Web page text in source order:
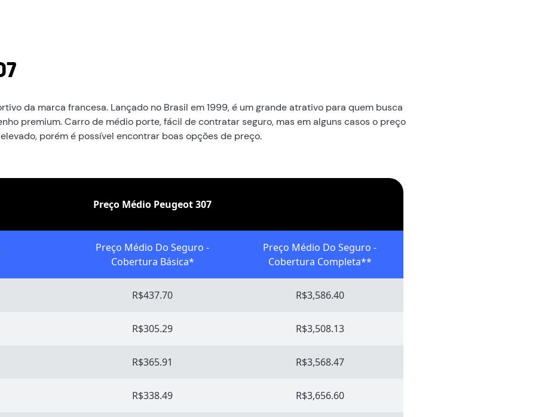
da marca francesa. Lançado no Brasil em 1999, é um grande atrativo para quem busca
premium. Carro de médio porte, fácil de contratar seguro, mas em alguns casos o preço
porém é possível encontrar boas opções de preço.
Preço Médio Peugeot 307
Preço Médio Do Seguro -
Cobertura Básica*
Preço Médio Do Seguro -
Cobertura Completa**
R$437.70 R$3,586.40
R$305.29 R$3,508.13
R$365.91 R$3,568.47
R$338.49 R$3,656.60